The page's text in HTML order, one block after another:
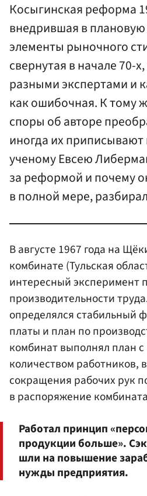
Косыгинская реформа
внедрившая в
элементы рыночного
свернутая в начале 70-
разными экспертами и
как ошибочная. К тому
споры об авторе
иногда их приписывают
ученому Евсею
за реформой и почему
в полной мере,
В августе 1967 года на
комбинате (Тульская
интересный
производительности
определялся стабильный
платы и план по
комбинат выполнял план
количеством работников,
сокращения рабочих рук
в распоряжение
Работал принцип
продукции больше».
шли на повышение
нужды предприятия.